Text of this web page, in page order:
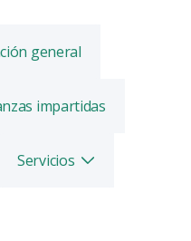
general
impartidas
Servicios Alternar